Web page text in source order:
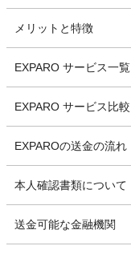
メリットと特徴
EXPARO サービス一覧
EXPARO サービス比較
EXPAROの送金の流れ
本人確認書類について
送金可能な金融機関